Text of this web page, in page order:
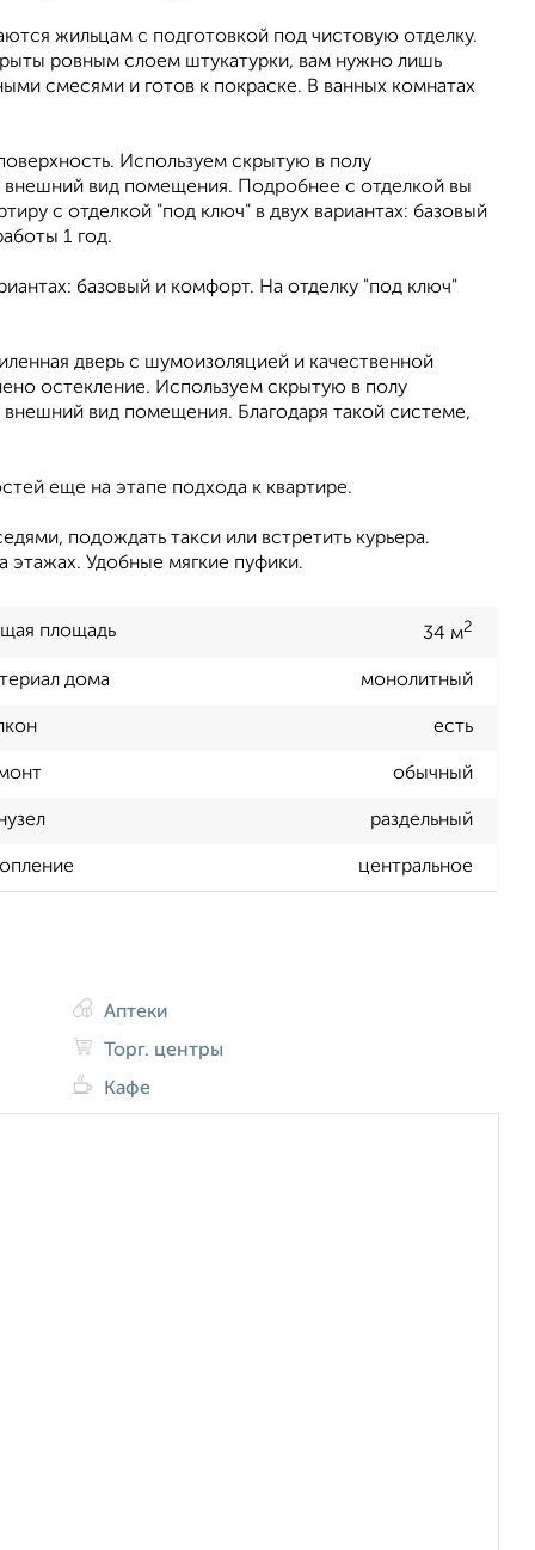
жильцам с подготовкой под чистовую отделку.
ровным слоем штукатурки, вам нужно лишь
смесями и готов к покраске. В ванных комнатах
Используем скрытую в полу
внешний вид помещения. Подробнее с отделкой вы
с отделкой "под ключ" в двух вариантах: базовый
1 год.
базовый и комфорт. На отделку "под ключ"
дверь с шумоизоляцией и качественной
остекление. Используем скрытую в полу
вид помещения. Благодаря такой системе,
еще на этапе подхода к квартире.
подождать такси или встретить курьера.
этажах. Удобные мягкие пуфики.
площадь 34 м2
дома монолитный
есть
обычный
раздельный
центральное
Аптеки
Торг. центры
Кафе